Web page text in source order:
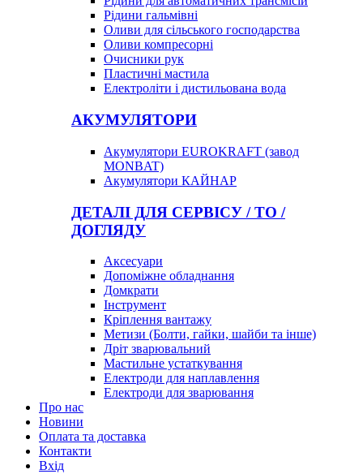
Рідини гальмівні
Оливи для сільського господарства
Оливи компресорні
Очисники рук
Пластичні мастила
Електроліти і дистильована вода
АКУМУЛЯТОРИ
Акумулятори EUROKRAFT (завод
MONBAT)
Акумулятори КАЙНАР
ДЕТАЛІ ДЛЯ СЕРВІСУ / ТО /
ДОГЛЯДУ
Аксесуари
Допоміжне обладнання
Домкрати
Інструмент
Кріплення вантажу
Метизи (Болти, гайки, шайби та інше)
Дріт зварювальний
Мастильне устаткування
Електроди для наплавлення
Електроди для зварювання
Про нас
Новини
Оплата та доставка
Контакти
Вхiд